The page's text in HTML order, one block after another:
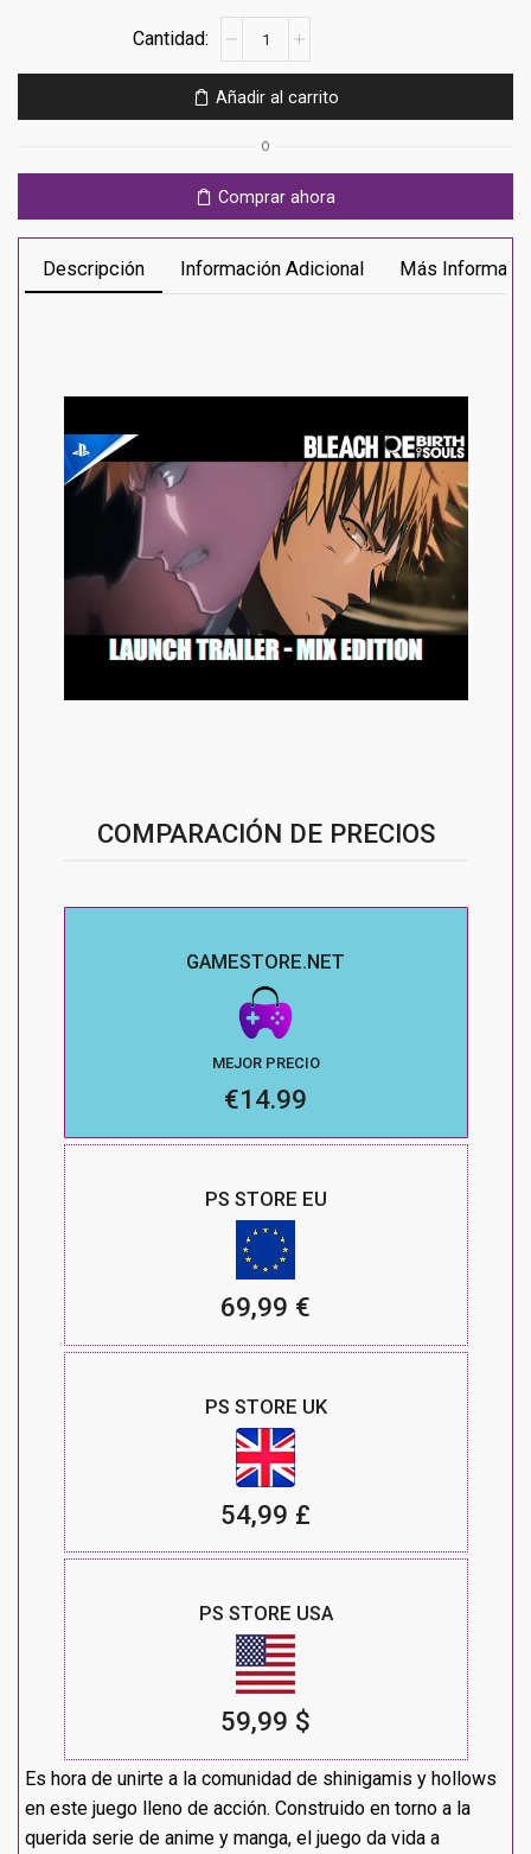
of
Souls
cantidad
Añadir al carrito
O
Comprar ahora
Descripción Información Adicional Más
COMPARACIÓN DE PRECIOS
GAMESTORE.NET
MEJOR PRECIO
€14.99
PS STORE EU
69,99 €
PS STORE UK
54,99 £
PS STORE USA
59,99 $
Es hora de unirte a la comunidad de shinigamis y hollows
en este juego lleno de acción. Construido en torno a la
querida serie de anime y manga, el juego da vida a